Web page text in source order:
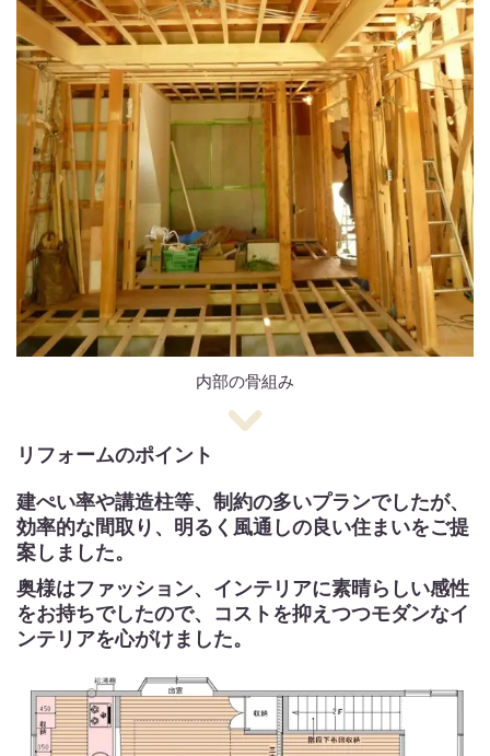
内部の骨組み
リフォームのポイント
建ぺい率や講造柱等、制約の多いプランでしたが、
効率的な間取り、明るく風通しの良い住まいをご提
案しました。
奥様はファッション、インテリアに素晴らしい感性
をお持ちでしたので、コストを抑えつつモダンなイ
ンテリアを心がけました。